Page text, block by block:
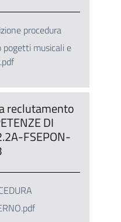
procedura
pogetti musicali e
reclutamento
DI
FSEPON-